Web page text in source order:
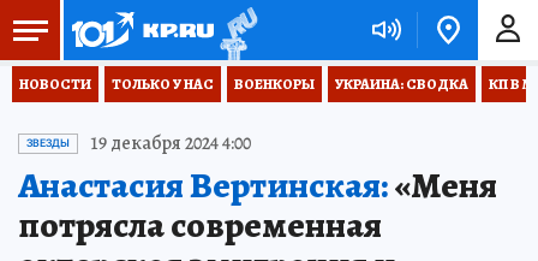
НОВОСТИ ТОЛЬКО У НАС ВОЕНКОРЫ УКРАИНА: СВОДКА КП В
ЗВЕЗДЫ 19 декабря 2024 4:00
Анастасия Вертинская:«Меня
потрясла современная